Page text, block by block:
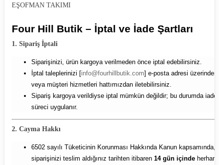
EŞOFMAN TAKIMI
Four Hill Butik – İptal ve İade Şartları
1. Sipariş İptali
Siparişinizi, ürün kargoya verilmeden önce iptal edebilirsiniz.
İptal taleplerinizi [info@fourhillbutik.com] e-posta adresi üzerinden
veya müşteri hizmetleri hattımızdan iletebilirsiniz.
Sipariş kargoya verildiyse iptal mümkün değildir; bu durumda iade
süreci uygulanır.
2. Cayma Hakkı
6502 sayılı Tüketicinin Korunması Hakkında Kanun kapsamında,
siparişinizi teslim aldığınız tarihten itibaren 14 gün içinde